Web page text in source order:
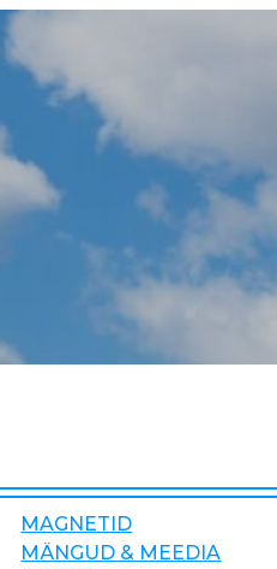
MAGNETID
MÄNGUD & MEEDIA